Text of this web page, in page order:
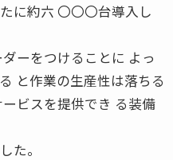
に約六 〇〇〇台導入し
ーをつけることに よっ
と作業の生産性は落ちる
ビスを提供でき る装備
た。